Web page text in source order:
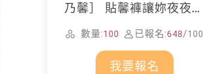
乃馨］ 貼馨褲讓妳夜夜好
數量:100 已報名:648/100
我要報名